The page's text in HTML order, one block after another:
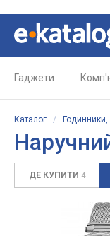
Гаджети
Каталог /
ДЕ КУПИТИ 4